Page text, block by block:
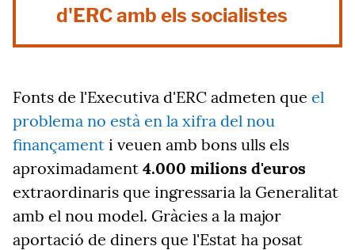
d'ERC amb els socialistes
Fonts de l'Executiva d'ERC admeten que el
problema no està en la xifra del nou
finançament i veuen amb bons ulls els
aproximadament 4.000 milions d'euros
extraordinaris que ingressaria la Generalitat
amb el nou model. Gràcies a la major
aportació de diners que l'Estat ha posat